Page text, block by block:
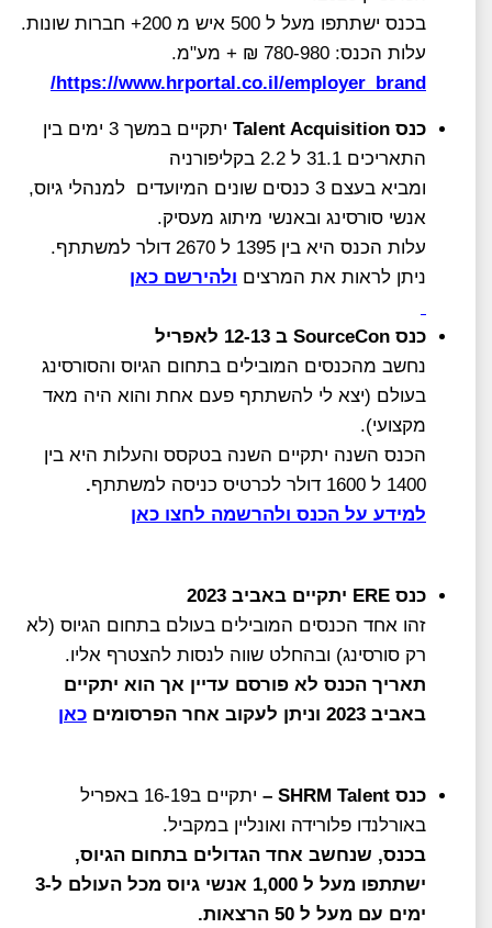
בכנס ישתתפו מעל ל 500 איש מ 200+ חברות שונות.
עלות הכנס: 780-980 ₪ + מע"מ.
https://www.hrportal.co.il/employer_brand/
כנסTalent Acquisition
יתקיים במשך 3 ימים בין
התאריכים 31.1 ל 2.2 בקליפורניה
ומביא בעצם 3 כנסים שונים המיועדים למנהלי גיוס,
אנשי סורסינג ובאנשי מיתוג מעסיק.
עלות הכנס היא בין 1395 ל 2670 דולר למשתתף.
ניתן לראות את המרציםולהירשם כאן
כנסSourceCon ב 12-13 לאפריל
נחשב מהכנסים המובילים בתחום הגיוס והסורסינג
בעולם (יצא לי להשתתף פעם אחת והוא היה מאד
מקצועי).
הכנס השנה יתקיים השנה בטקסס והעלות היא בין
1400 ל 1600 דולר לכרטיס כניסה למשתתף
.
למידע על הכנס ולהרשמה לחצוכאן
כנסEREיתקיים באביב 2023
זהו אחד הכנסים המובילים בעולם בתחום הגיוס (לא
רק סורסינג) ובהחלט שווה לנסות להצטרף אליו.
תאריך הכנס לא פורסם עדיין אך הוא יתקיים
באביב 2023 וניתן לעקוב אחר הפרסומים
כאן
כנסSHRM Talent
–
יתקיים ב16-19 באפריל
באורלנדו פלורידה ואונליין במקביל.
בכנס, שנחשב אחד הגדולים בתחום הגיוס,
ישתתפו מעל ל 1,000 אנשי גיוס מכל העולם ל-3
ימים עם מעל ל 50 הרצאות.